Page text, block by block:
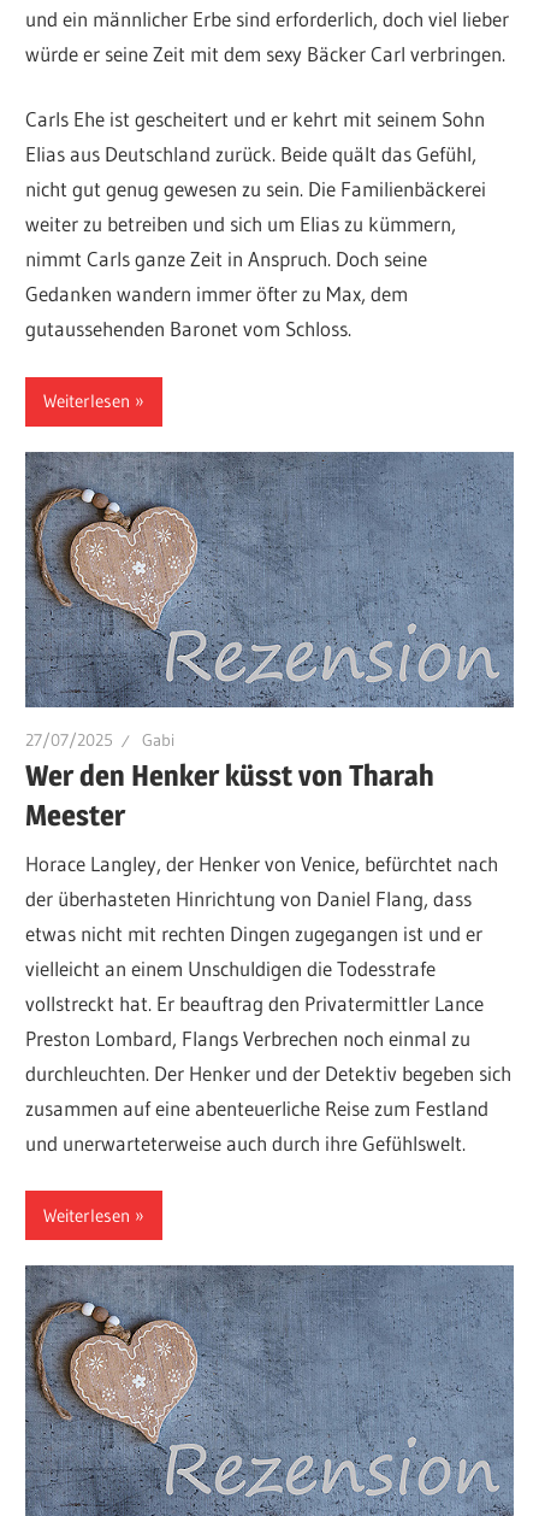
und ein männlicher Erbe sind erforderlich, doch viel lieber
würde er seine Zeit mit dem sexy Bäcker Carl verbringen.
Carls Ehe ist gescheitert und er kehrt mit seinem Sohn
Elias aus Deutschland zurück. Beide quält das Gefühl,
nicht gut genug gewesen zu sein. Die Familienbäckerei
weiter zu betreiben und sich um Elias zu kümmern,
nimmt Carls ganze Zeit in Anspruch. Doch seine
Gedanken wandern immer öfter zu Max, dem
gutaussehenden Baronet vom Schloss.
Weiterlesen
27/07/2025 Gabi
Wer den Henker küsst von Tharah
Meester
Horace Langley, der Henker von Venice, befürchtet nach
der überhasteten Hinrichtung von Daniel Flang, dass
etwas nicht mit rechten Dingen zugegangen ist und er
vielleicht an einem Unschuldigen die Todesstrafe
vollstreckt hat. Er beauftrag den Privatermittler Lance
Preston Lombard, Flangs Verbrechen noch einmal zu
durchleuchten. Der Henker und der Detektiv begeben sich
zusammen auf eine abenteuerliche Reise zum Festland
und unerwarteterweise auch durch ihre Gefühlswelt.
Weiterlesen